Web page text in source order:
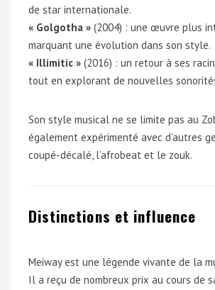
de star internationale.
« Golgotha » (2004) : une œuvre plus
marquant une évolution dans son style.
« Illimitic » (2016) : un retour à ses
tout en explorant de nouvelles
Son style musical ne se limite pas au
également expérimenté avec d’autres
coupé-décalé, l’afrobeat et le zouk.
Distinctions et influence
Meiway est une légende vivante de la
Il a reçu de nombreux prix au cours de